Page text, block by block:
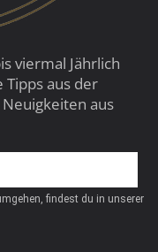
viermal Jährlich
aus der
aus
findest du in unserer